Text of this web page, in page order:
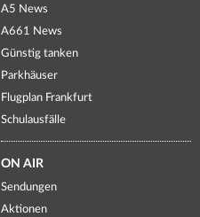
A5 News
A661 News
Günstig tanken
Parkhäuser
Flugplan Frankfurt
Schulausfälle
ON AIR
Sendungen
Aktionen